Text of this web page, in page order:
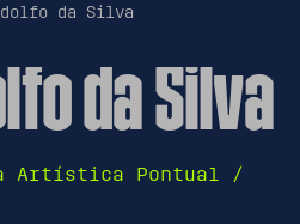
da Silva
da Silva
Artística Pontual /